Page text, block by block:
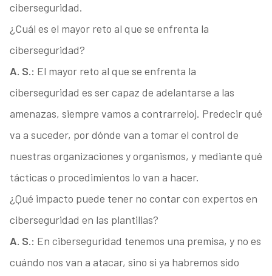
ciberseguridad.
¿Cuál es el mayor reto al que se enfrenta la
ciberseguridad?
A. S.: El mayor reto al que se enfrenta la
ciberseguridad es ser capaz de adelantarse a las
amenazas, siempre vamos a contrarreloj. Predecir qué
va a suceder, por dónde van a tomar el control de
nuestras organizaciones y organismos, y mediante qué
tácticas o procedimientos lo van a hacer.
¿Qué impacto puede tener no contar con expertos en
ciberseguridad en las plantillas?
A. S.: En ciberseguridad tenemos una premisa, y no es
cuándo nos van a atacar, sino si ya habremos sido